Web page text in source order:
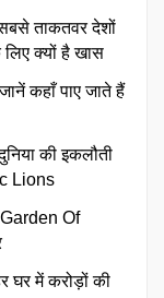
ताकतवर देशों
क्यों है खास
कहाँ पाए जाते हैं
की इकलौती
Lions
Garden Of
घर में करोड़ों की